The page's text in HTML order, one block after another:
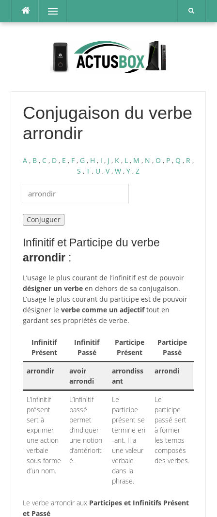
contenu
Menu
Conjugaison du verbe
arrondir
A , B , C , D , E , F , G , H , I , J , K , L , M , N , O , P , Q , R ,
S , T , U , V, W , Y , Z
Infinitif et Participe du verbe
arrondir:
L’usage le plus courant de l’infinitif est de pouvoir
désigner un verbeen dehors de sa conjugaison.
L’usage le plus courant du participe est de pouvoir
désigner le verbe comme un adjectiftout en
gardant ses propriétés de verbe.
Infinitif
Présent
Infinitif
Passé
Participe
Présent
Participe
Passé
arrondir
avoir
arrondi
arrondiss
ant
arrondi
L’infinitif
présent
sert à
exprimer
une action
verbale
sous forme
d’un nom.
L’infinitif
passé
permet
d’indiquer
une notion
d’antériorit
é.
Le
participe
présent se
termine en
-ant. Il a
une valeur
verbale
dans la
phrase.
Le
participe
passé sert
à former
les temps
composés
des verbes.
Le verbe arrondir aux Participes et Infinitifs Présent
et Passé